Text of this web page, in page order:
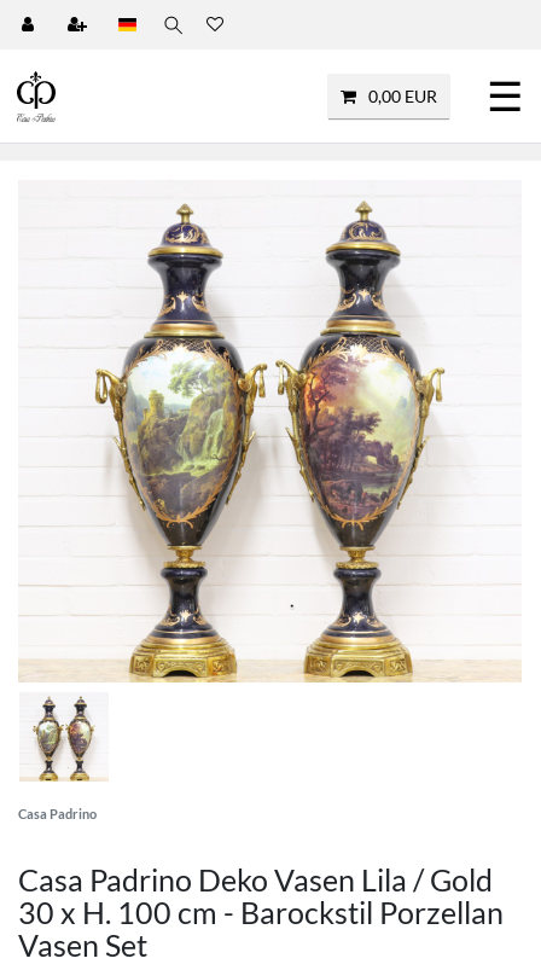
0,00 EUR ☰
Casa Padrino
Casa Padrino Deko Vasen Lila / Gold
30 x H. 100 cm - Barockstil Porzellan
Vasen Set